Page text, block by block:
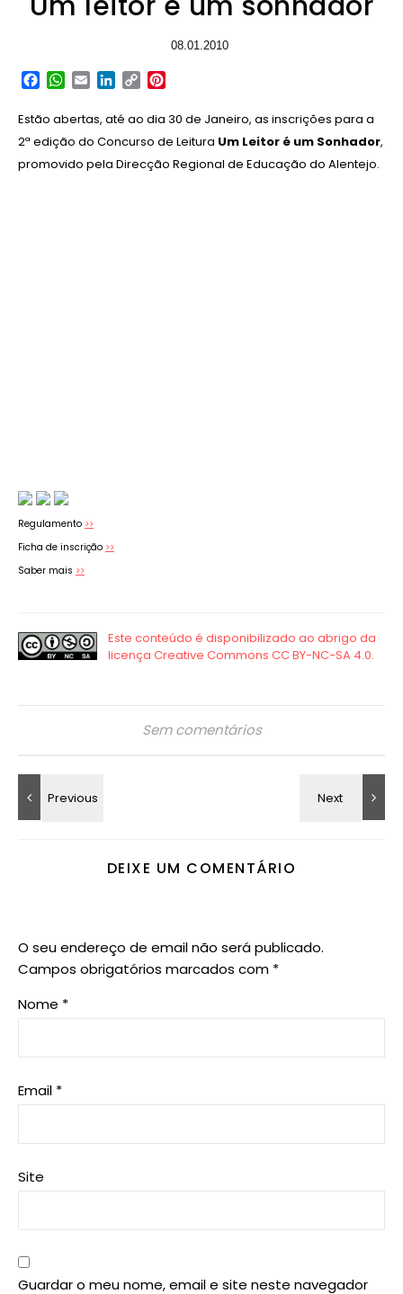
08.01.2010
Facebook
WhatsApp
EmailLinkedIn
Copy
Estão abertas, até ao dia 30 de Janeiro, as inscrições para a
2ª edição do Concurso de Leitura Um Leitor é um Sonhador,
promovido pela Direcção Regional de Educação do Alentejo.
Regulamento >>
Ficha de inscrição >>
Saber mais >>
Sem comentários
DEIXE UM COMENTÁRIO
O seu endereço de email não será publicado.
Campos obrigatórios marcados com *
Nome *
Email *
Site
Guardar o meu nome, email e site neste navegador